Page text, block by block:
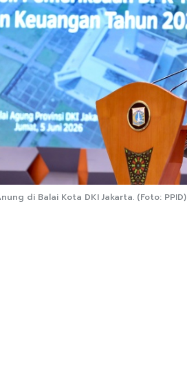
di Balai Kota DKI Jakarta. (Foto: PPID)